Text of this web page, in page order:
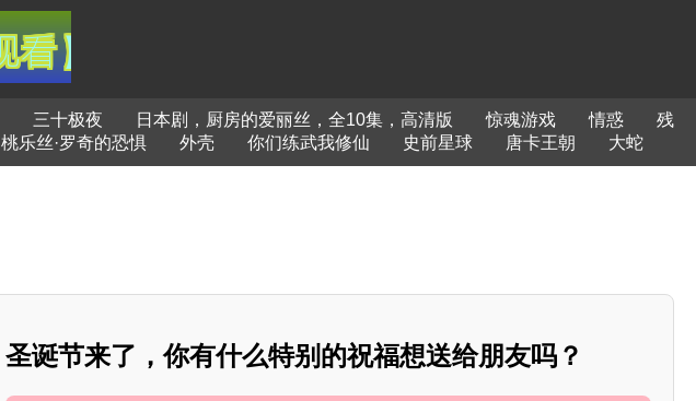
三十极夜 日本剧，厨房的爱丽丝，全10集，高清版 惊魂游戏 情惑
残
桃乐丝·罗奇的恐惧 外壳 你们练武我修仙 史前星球 唐卡王朝 大蛇
圣诞节来了，你有什么特别的祝福想送给朋友吗？